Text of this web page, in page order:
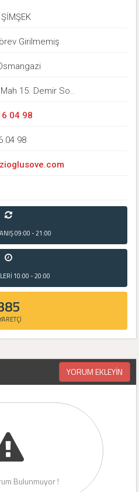
Girilmemiş
Mah 15. Demir So..
04 98
04 98
09:00 - 21:00
10:00 - 20:00
YORUM EKLEYİN
Bulunmuyor !